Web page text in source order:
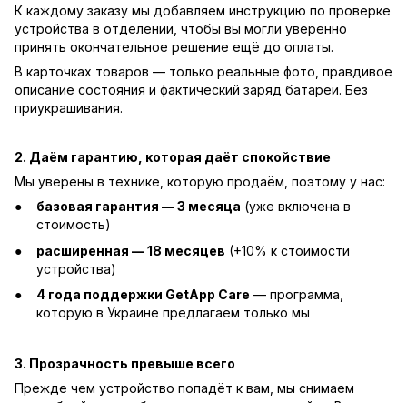
К каждому заказу мы добавляем инструкцию по проверке
устройства в отделении, чтобы вы могли уверенно
принять окончательное решение ещё до оплаты.
В карточках товаров — только реальные фото, правдивое
описание состояния и фактический заряд батареи. Без
приукрашивания.
2. Даём гарантию, которая даёт спокойствие
Мы уверены в технике, которую продаём, поэтому у нас:
базовая гарантия — 3 месяца (уже включена в
стоимость)
расширенная — 18 месяцев (+10% к стоимости
устройства)
4 года поддержки GetApp Care — программа,
которую в Украине предлагаем только мы
3. Прозрачность превыше всего
Прежде чем устройство попадёт к вам, мы снимаем